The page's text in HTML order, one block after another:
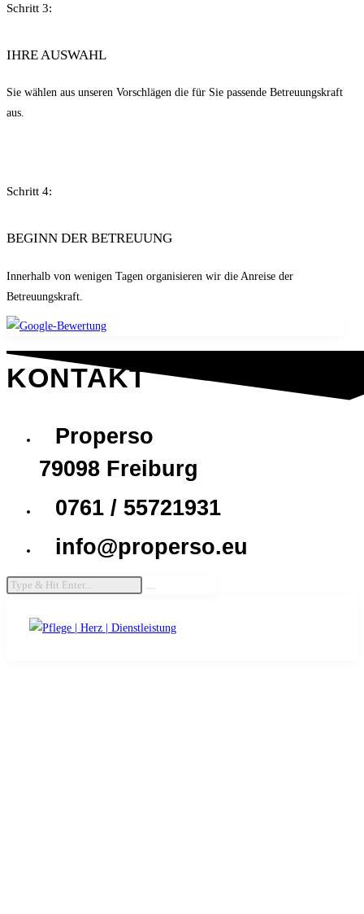
Schritt 3:
IHRE AUSWAHL
Sie wählen aus unseren Vorschlägen die für Sie passende Betreuungskraft
aus.
Schritt 4:
BEGINN DER BETREUUNG
Innerhalb von wenigen Tagen organisieren wir die Anreise der
Betreuungskraft.
KONTAKT
Properso
79098 Freiburg
0761 / 55721931
info@properso.eu